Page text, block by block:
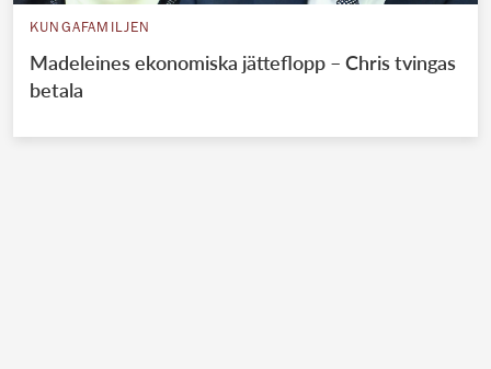
KUNGAFAMILJEN
Madeleines ekonomiska jätteflopp – Chris tvingas
betala